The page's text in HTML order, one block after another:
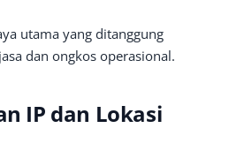
utama yang ditanggung
dan ongkos operasional.
IP dan Lokasi